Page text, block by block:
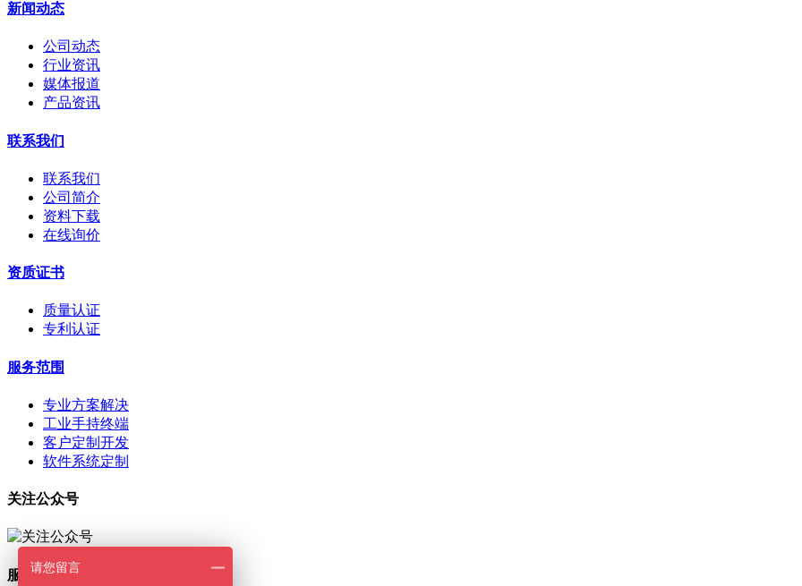
新闻动态
公司动态
行业资讯
媒体报道
产品资讯
联系我们
联系我们
公司简介
资料下载
在线询价
资质证书
质量认证
专利认证
服务范围
专业方案解决
工业手持终端
客户定制开发
软件系统定制
关注公众号
服务热线
请您留言